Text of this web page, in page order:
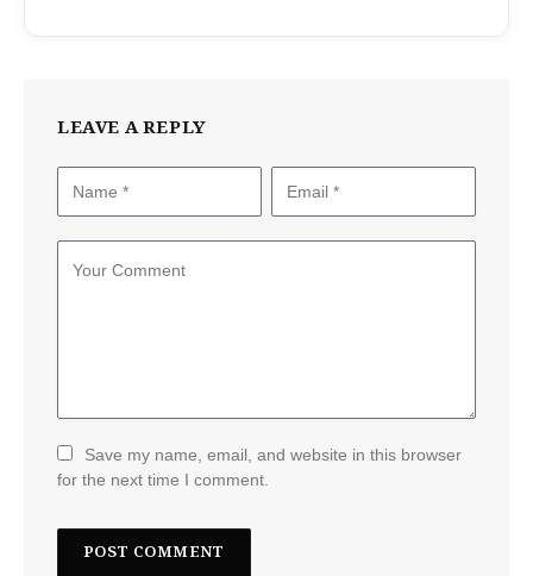
LEAVE A REPLY
Save my name, email, and website in this browser
for the next time I comment.